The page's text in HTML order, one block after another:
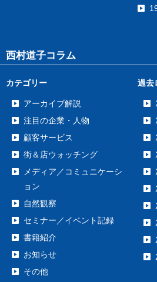
西村道子コラム
カテゴリー
アーカイブ解説
注目の企業・人物
顧客サービス
街＆店ウォッチング
メディア／コミュニケーシ
ョン
自然観察
セミナー／イベント記録
書籍紹介
お知らせ
その他
過去